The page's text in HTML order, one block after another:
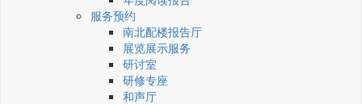
服务预约
南北配楼报告厅
展览展示服务
研讨室
研修专座
和声厅